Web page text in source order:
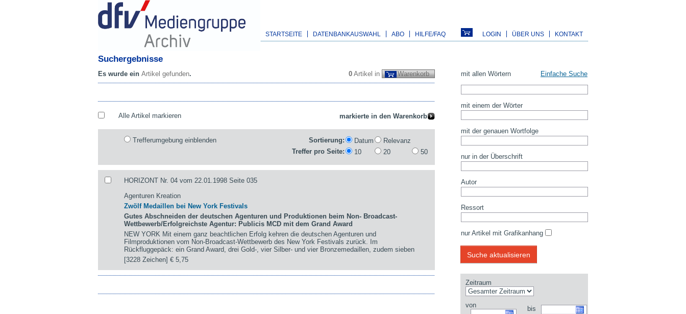
STARTSEITE DATENBANKAUSWAHL ABO HILFE/FAQ LOGIN ÜBER UNS KONTAKT
Suchergebnisse
0 Artikel in Warenkorb
Es wurde ein Artikel gefunden.
Alle Artikel markieren
Trefferumgebung einblenden Sortierung: Datum
Relevanz
Treffer pro Seite:
10 20 50
HORIZONT Nr. 04 vom 22.01.1998 Seite 035
Agenturen Kreation
Zwölf Medaillen bei New York Festivals
Gutes Abschneiden der deutschen Agenturen und Produktionen beim Non- Broadcast-
Wettbewerb/Erfolgreichste Agentur: Publicis MCD mit dem Grand Award
NEW YORK Mit einem ganz beachtlichen Erfolg kehren die deutschen Agenturen und
Filmproduktionen vom Non-Broadcast-Wettbewerb des New York Festivals zurück. Im
Rückfluggepäck: ein Grand Award, drei Gold-, vier Silber- und vier Bronzemedaillen, zudem sieben
[3228 Zeichen]€ 5,75
mit allen Wörtern Einfache Suche
mit einem der Wörter
mit der genauen Wortfolge
nur in der Überschrift
Autor
Ressort
nur Artikel mit Grafikanhang
Zeitraum
von bis